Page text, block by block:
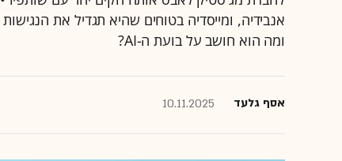
ומה הוא חושב על בועת ה-AI?
אסף גלעד 10.11.2025